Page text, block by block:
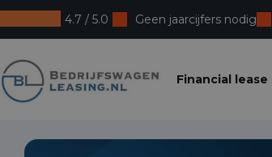
4.7 / 5.0 Geen jaarcijfers nodig
Financial lease